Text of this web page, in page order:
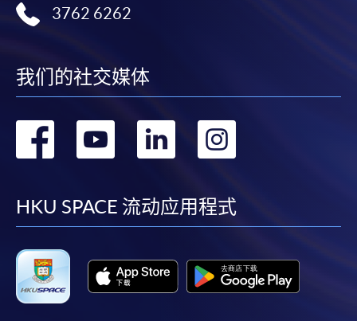
3762 6262
我们的社交媒体
转
facebook
转
youtube
转
linkedin
转
HKU SPACE 流动应用程式